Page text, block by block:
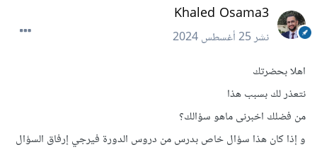
Khaled Osama3
نشر25 أغسطس 2024
اهلا بحضرتك
نتعذر لك بسبب هذا
من فضلك اخبرنى ماهو سؤالك؟
و إذا كان هذا سؤال خاص بدرس من دروس الدورة فيرجي إرفاق السؤال